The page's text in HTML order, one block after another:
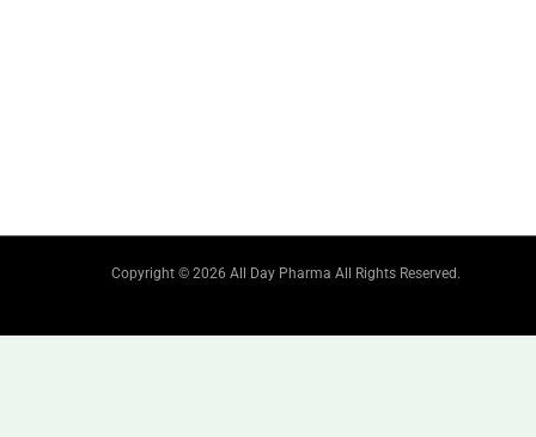
Copyright © 2026 All Day Pharma All Rights Reserved.